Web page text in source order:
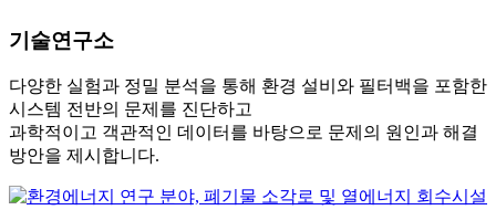
기술연구소
다양한 실험과 정밀 분석을 통해 환경 설비와 필터백을 포함한
시스템 전반의 문제를 진단하고
과학적이고 객관적인 데이터를 바탕으로 문제의 원인과 해결
방안을 제시합니다.